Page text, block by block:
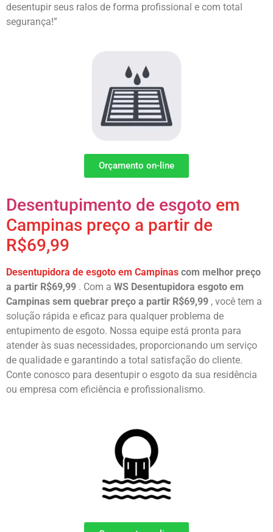
desentupir seus ralos de forma profissional e com total
segurança!”
Orçamento on-line
Desentupimento de esgoto em
Campinas preço a partir de
R$69,99
Desentupidora de esgoto em Campinas com melhor preço
a partir R$69,99 . Com a WS Desentupidora esgoto em
Campinas sem quebrar preço a partir R$69,99 , você tem a
solução rápida e eficaz para qualquer problema de
entupimento de esgoto. Nossa equipe está pronta para
atender às suas necessidades, proporcionando um serviço
de qualidade e garantindo a total satisfação do cliente.
Conte conosco para desentupir o esgoto da sua residência
ou empresa com eficiência e profissionalismo.